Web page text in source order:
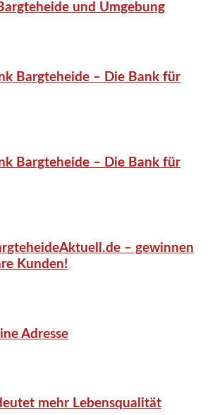
und Umgebung
Bargteheide – Die Bank für
Bargteheide – Die Bank für
– gewinnen
Kunden!
Adresse
mehr Lebensqualität